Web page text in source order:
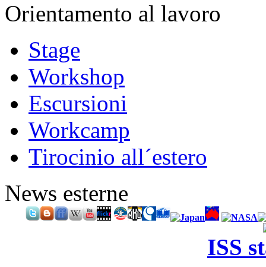
Orientamento al lavoro
Stage
Workshop
Escursioni
Workcamp
Tirocinio all´estero
News esterne
ISS